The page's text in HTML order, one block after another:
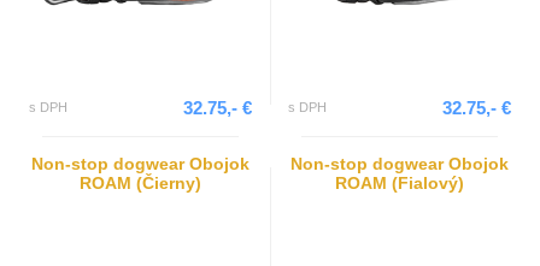
s DPH 32.75,- € s DPH 32.75,- €
Non-stop dogwear Obojok
ROAM (Čierny)
Non-stop dogwear Obojok
ROAM (Fialový)